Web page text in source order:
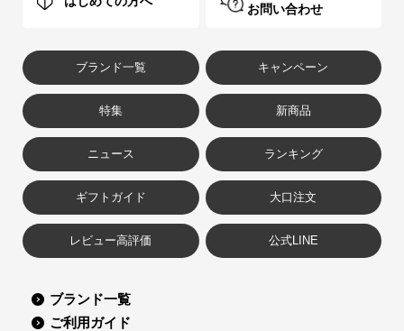
お問い合わせ
ブランド一覧 キャンペーン
特集 新商品
ニュース ランキング
ギフトガイド 大口注文
レビュー高評価 公式LINE
ブランド一覧
ご利用ガイド